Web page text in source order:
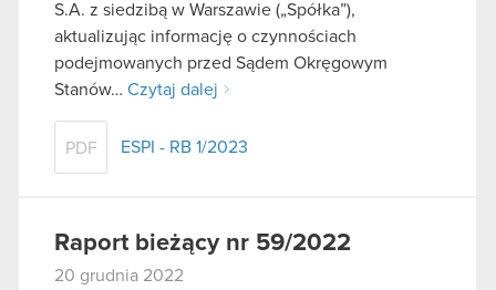
S.A. z siedzibą w Warszawie („Spółka”),
aktualizując informację o czynnościach
podejmowanych przed Sądem Okręgowym
Stanów… Czytaj dalej
PDF ESPI - RB 1/2023
Raport bieżący nr 59/2022
20 grudnia 2022